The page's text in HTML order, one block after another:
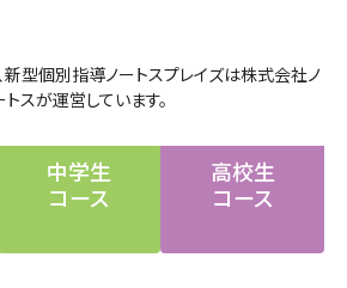
新型個別指導ノートスプレイズは株式会社ノ
トスが運営しています。
中学生
コース
高校生
コース